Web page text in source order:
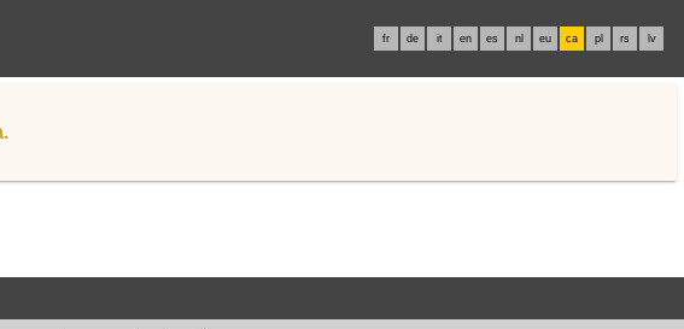
fr de it en es nl eu ca pl rs lv